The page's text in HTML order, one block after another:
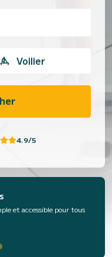
Voilier
4.9/5
et accessible pour tous